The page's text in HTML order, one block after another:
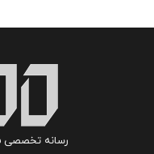
رسانه تخصصی